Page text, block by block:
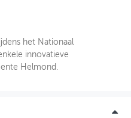
het Nationaal
innovatieve
Helmond.